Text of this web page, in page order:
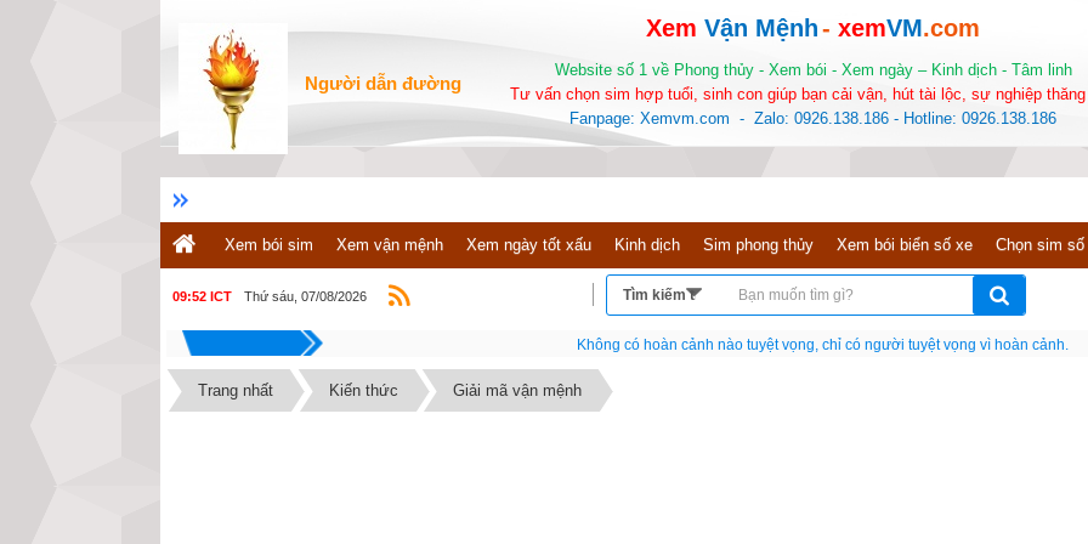
Người dẫn đường
Xem Vận Mệnh- xemVM.com
Website số 1 về Phong thủy - Xem bói - Xem ngày – Kinh dịch - Tâm linh
Tư vấn chọn sim hợp tuổi, sinh con giúp bạn cải vận, hút tài lộc, sự nghiệp
Fanpage: Xemvm.com - Zalo: 0926.138.186 - Hotline: 0926.138.186
Xem bói sim Xem vận mệnh Xem ngày tốt xấu Kinh dịch Sim phong thủy Xem bói biển số xe Chọn sim số
09:52 ICT Thứ sáu, 07/08/2026
Nếu như không chịu học tập thì cho dù đi vạn dặm đường cũng chỉ là anh đưa thư.
Trang nhất Kiến thức Giải mã vận mệnh